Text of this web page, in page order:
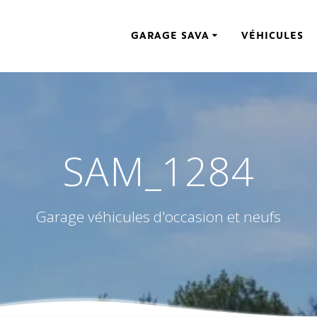
GARAGE SAVA VÉHICULES
SAM_1284
Garage véhicules d'occasion et neufs